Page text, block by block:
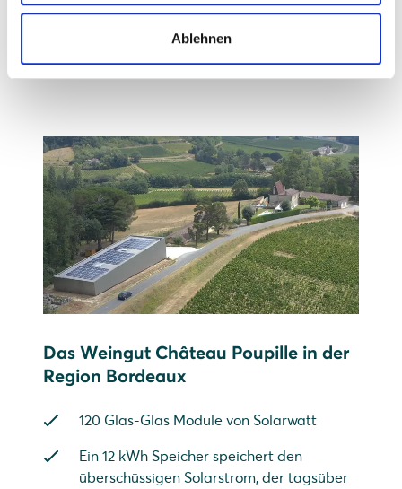
Ablehnen
Prognose: 615.000 kWh Strom pro Jahr,
das entspricht etwa dem Jahresverbrauch
von 205 Drei-Personen-Haushalten
Das Weingut Château Poupille in der
Region Bordeaux
120 Glas-Glas Module von Solarwatt
Ein 12 kWh Speicher speichert den
überschüssigen Solarstrom, der tagsüber